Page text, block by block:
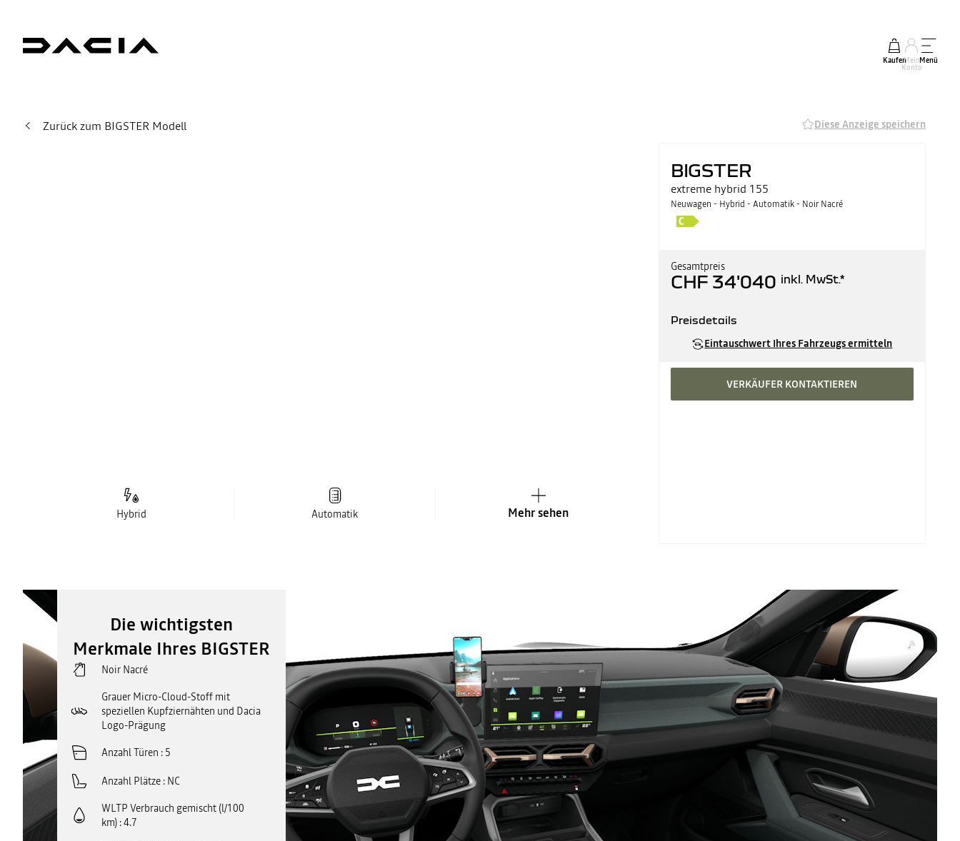
KaufenMein
Konto
Menü
Zurück zum BIGSTER Modell Diese Anzeige speichern
Hybrid Automatik Mehr sehen
BIGSTER
extreme hybrid 155
Neuwagen - Hybrid - Automatik - Noir Nacré
Gesamtpreis
CHF 34'040 inkl. MwSt.*
Preisdetails
Eintauschwert Ihres Fahrzeugs ermitteln
VERKÄUFER KONTAKTIEREN
Die wichtigsten
Merkmale Ihres BIGSTER
Noir Nacré
Grauer Micro-Cloud-Stoff mit
speziellen Kupfziernähten und Dacia
Logo-Prägung
Anzahl Türen 5
Anzahl Plätze NC
WLTP Verbrauch gemischt (l/100
km) 4.7